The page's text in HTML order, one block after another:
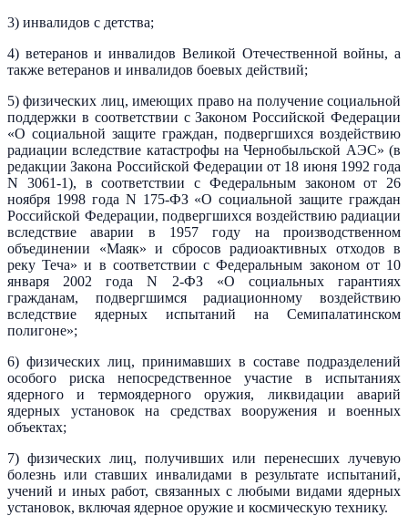
3) инвалидов с детства;
4) ветеранов и инвалидов Великой Отечественной войны, а
также ветеранов и инвалидов боевых действий;
5) физических лиц, имеющих право на получение социальной
поддержки в соответствии с Законом Российской Федерации
«О социальной защите граждан, подвергшихся воздействию
радиации вследствие катастрофы на Чернобыльской АЭС» (в
редакции Закона Российской Федерации от 18 июня 1992 года
N 3061-1), в соответствии с Федеральным законом от 26
ноября 1998 года N 175-ФЗ «О социальной защите граждан
Российской Федерации, подвергшихся воздействию радиации
вследствие аварии в 1957 году на производственном
объединении «Маяк» и сбросов радиоактивных отходов в
реку Теча» и в соответствии с Федеральным законом от 10
января 2002 года N 2-ФЗ «О социальных гарантиях
гражданам, подвергшимся радиационному воздействию
вследствие ядерных испытаний на Семипалатинском
полигоне»;
6) физических лиц, принимавших в составе подразделений
особого риска непосредственное участие в испытаниях
ядерного и термоядерного оружия, ликвидации аварий
ядерных установок на средствах вооружения и военных
объектах;
7) физических лиц, получивших или перенесших лучевую
болезнь или ставших инвалидами в результате испытаний,
учений и иных работ, связанных с любыми видами ядерных
установок, включая ядерное оружие и космическую технику.